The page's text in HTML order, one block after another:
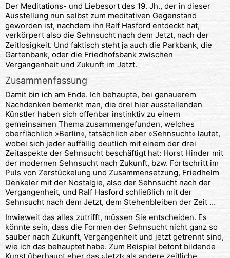
Der Meditations- und Liebesort des 19. Jh., der in dieser
Ausstellung nun selbst zum meditativen Gegenstand
geworden ist, nachdem ihn Ralf Hasford entdeckt hat,
verkörpert also die Sehnsucht nach dem Jetzt, nach der
Zeitlosigkeit. Und faktisch steht ja auch die Parkbank, die
Gartenbank, oder die Friedhofsbank zwischen
Vergangenheit und Zukunft im Jetzt.
Zusammenfassung
Damit bin ich am Ende. Ich behaupte, bei genauerem
Nachdenken bemerkt man, die drei hier ausstellenden
Künstler haben sich offenbar instinktiv zu einem
gemeinsamen Thema zusammengefunden, welches
oberflächlich »Berlin«, tatsächlich aber »Sehnsucht« lautet,
wobei sich jeder auffällig deutlich mit einem der drei
Zeitaspekte der Sehnsucht beschäftigt hat: Horst Hinder mit
der modernen Sehnsucht nach Zukunft, bzw. Fortschritt im
Puls von Zerstückelung und Zusammensetzung, Friedhelm
Denkeler mit der Nostalgie, also der Sehnsucht nach der
Vergangenheit, und Ralf Hasford schließlich mit der
Sehnsucht nach dem Jetzt, dem Stehenbleiben der Zeit …
Inwieweit das alles zutrifft, müssen Sie entscheiden. Es
könnte sein, dass die Formen der Sehnsucht nicht ganz so
sauber nach Zukunft, Vergangenheit und jetzt getrennt sind,
wie ich das behauptet habe. Zum Beispiel betont bildende
Kunst überhaupt eher das ›Jetzt‹ als andere zeitliche